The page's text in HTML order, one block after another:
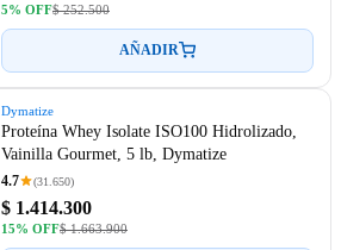
5% OFF$ 252.500
AÑADIR
Dymatize
Proteína Whey Isolate ISO100 Hidrolizado,
Vainilla Gourmet, 5 lb, Dymatize
4.7 (31.650)
$ 1.414.300
15% OFF$ 1.663.900